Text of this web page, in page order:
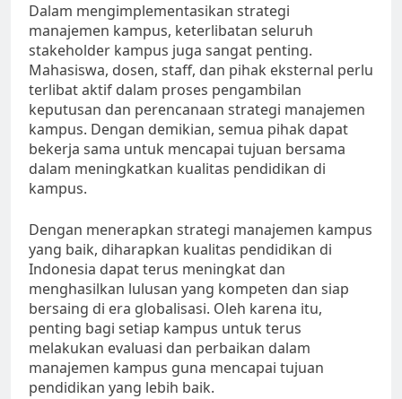
Dalam mengimplementasikan strategi
manajemen kampus, keterlibatan seluruh
stakeholder kampus juga sangat penting.
Mahasiswa, dosen, staff, dan pihak eksternal perlu
terlibat aktif dalam proses pengambilan
keputusan dan perencanaan strategi manajemen
kampus. Dengan demikian, semua pihak dapat
bekerja sama untuk mencapai tujuan bersama
dalam meningkatkan kualitas pendidikan di
kampus.
Dengan menerapkan strategi manajemen kampus
yang baik, diharapkan kualitas pendidikan di
Indonesia dapat terus meningkat dan
menghasilkan lulusan yang kompeten dan siap
bersaing di era globalisasi. Oleh karena itu,
penting bagi setiap kampus untuk terus
melakukan evaluasi dan perbaikan dalam
manajemen kampus guna mencapai tujuan
pendidikan yang lebih baik.